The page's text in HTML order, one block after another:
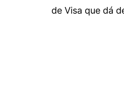
de Visa que dá